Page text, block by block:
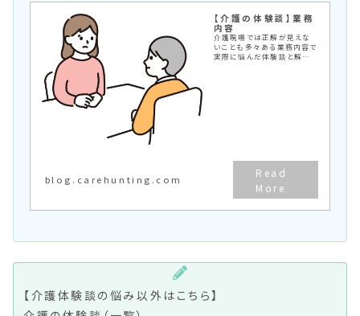
【介護の体験談】業務
内容
介護現場では正解が見えな
いことも多々ある業務内容で
実際に悩んだ体験談と解決
blog.carehunting.com
【介護体験談の悩み以外はこちら】